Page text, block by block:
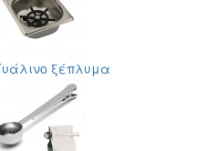
ξέπλυμα